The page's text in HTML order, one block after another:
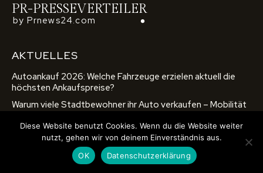
PR-PRESSEVERTEILER
by Prnews24.com
AKTUELLES
Autoankauf 2026: Welche Fahrzeuge erzielen aktuell die
höchsten Ankaufspreise?
Warum viele Stadtbewohner ihr Auto verkaufen – Mobilität
Faire Preise im Autoankauf: Die entscheidende Rolle von KI-
gestützten Bewertungssystemen bei der Preisfindung
Autoankauf Schritt für Schritt: Wichtige Tipps und Tricks
Diese Website benutzt Cookies. Wenn du die Website weiter
nutzt, gehen wir von deinem Einverständnis aus.
OK
Datenschutzerklärung